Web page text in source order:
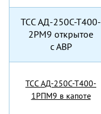
TCC АД-250С-Т400-
2РМ9 открытое
с АВР
TCC АД-250С-Т400-
1РПМ9 в капоте